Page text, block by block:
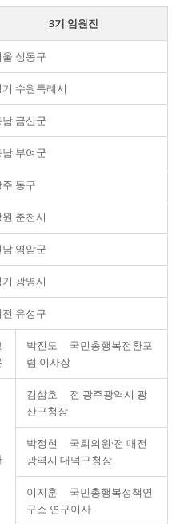
3기 임원진
울 성동구
기 수원특례시
남 금산군
남 부여군
주 동구
원 춘천시
남 영암군
기 광명시
유성구
박진도 국민총행복전환포
럼 이사장
김삼호 전 광주광역시 광
산구청장
박정현 국회의원·전 대전
광역시 대덕구청장
이지훈 국민총행복정책연
구소 연구이사